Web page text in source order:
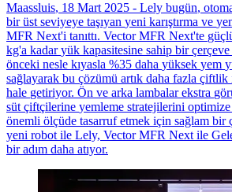
Maassluis, 18 Mart 2025 - Lely bugün,
birüst seviyeye taşıyan yeni karıştırma ve
MFR Next'i tanıttı. Vector MFR Next'te
kg'a kadar yük kapasitesine sahip birçerçeve
önceki nesle kıyasla %35 daha yüksek yem
sağlayarak bu çözümü artık daha fazla çiftlik
hale getiriyor. Ön ve arka lambalar ekstra
süt çiftçilerine yemleme stratejilerini optimize
önemli ölçüde tasarruf etmek için sağlam bir
yeni robot ile Lely, Vector MFR Next ile
biradım daha atıyor.